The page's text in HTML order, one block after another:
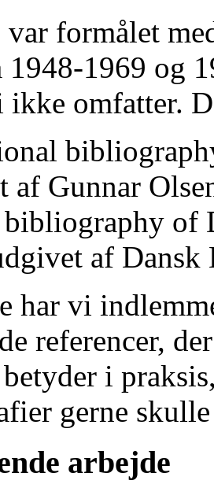
var formålet
1948-1969 og
omfatter.
af Gunnar
bibliography of
af
har vi
referencer,
i
gerne
arbejde